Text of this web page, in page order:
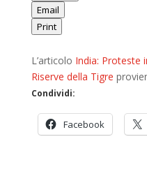
Email
Print
L’articolo India: Proteste
Riserve della Tigre
Condividi:
Facebook